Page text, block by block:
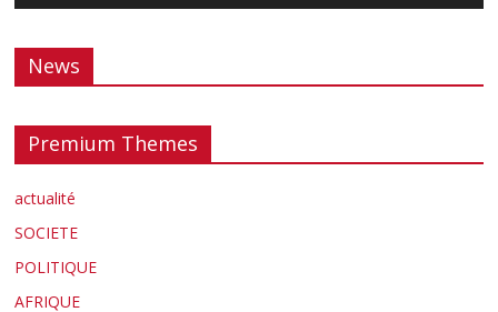
News
Premium Themes
actualité
SOCIETE
POLITIQUE
AFRIQUE